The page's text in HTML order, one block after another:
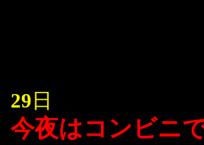
29 日
今夜はコンビニ